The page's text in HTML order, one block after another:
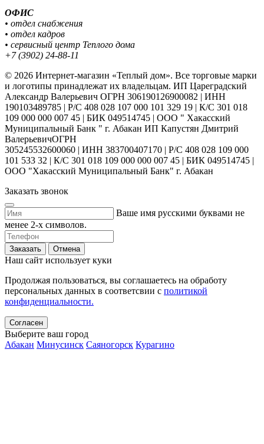
ОФИС
• отдел снабжения
• отдел кадров
• сервисный центр Теплого дома
+7 (3902) 24-88-11
© 2026 Интернет-магазин «Теплый дом». Все торговые марки
и логотипы принадлежат их владельцам. ИП Цареградский
Александр Валерьевич ОГРН 306190126900082 | ИНН
190103489785 | Р/С 408 028 107 000 101 329 19 | К/С 301 018
109 000 000 007 45 | БИК 049514745 | ООО " Хакасский
Муниципальный Банк " г. Абакан ИП Капустян Дмитрий
ВалерьевичОГРН
305245532600060 | ИНН 383700407170 | Р/С 408 028 109 000
101 533 32 | К/С 301 018 109 000 000 007 45 | БИК 049514745 |
ООО "Хакасский Муниципальный Банк" г. Абакан
Заказать звонок
Ваше имя русскими буквами не
менее 2-х символов.
Заказать Отмена
Наш сайт использует куки
Продолжая пользоваться, вы соглашаетесь на обработу
персональных данных в соответсвии с политикой
конфиденциальности.
Согласен
Выберите ваш город
Абакан Минусинск Саяногорск Курагино